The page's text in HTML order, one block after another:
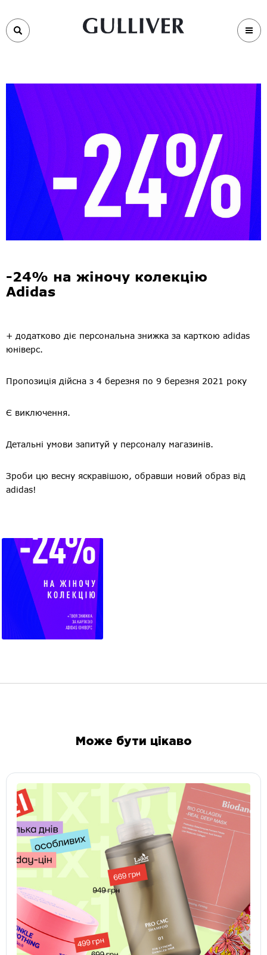
-24% на жіночу колекцію
Adidas
+ додатково діє персональна знижка за карткою adidas
юніверс.
Пропозиція дійсна з 4 березня по 9 березня 2021 року
Є виключення.
Детальні умови запитуй у персоналу магазинів.
Зроби цю весну яскравішою, обравши новий образ від
adidas!
Може бути цікаво